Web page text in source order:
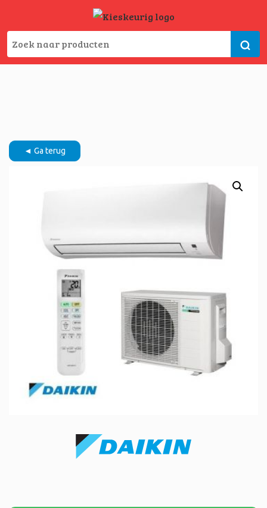
◄ Ga terug